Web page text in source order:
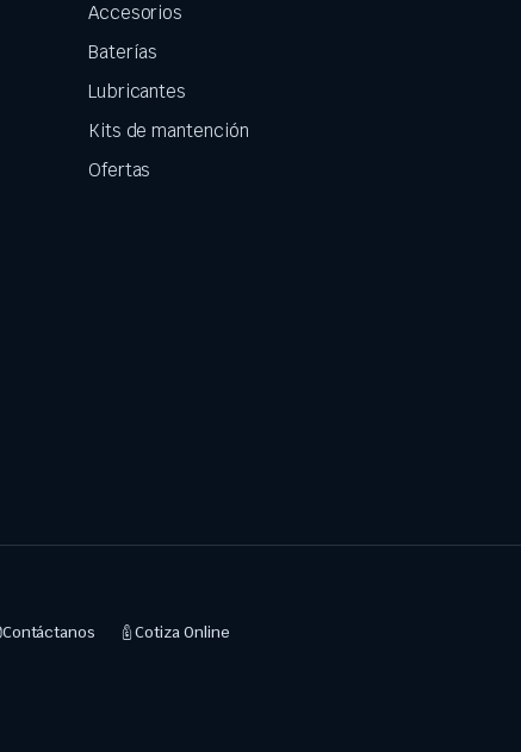
Accesorios
Baterías
Lubricantes
Kits de mantención
Ofertas
Contáctanos
Cotiza Online